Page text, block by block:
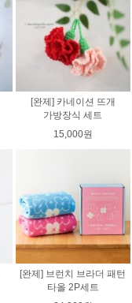
[완제] 카네이션 뜨개
가방장식 세트
15,000원
[완제] 브런치 브라더 패턴
타올 2P세트